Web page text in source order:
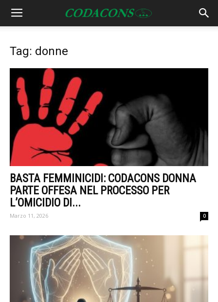
Tag: donne
BASTA FEMMINICIDI: CODACONS DONNA
PARTE OFFESA NEL PROCESSO PER
L’OMICIDIO DI...
Marzo 11, 2026 0